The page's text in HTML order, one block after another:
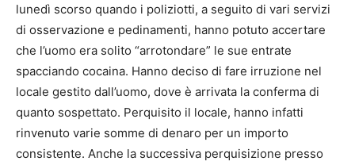
lunedì scorso quando i poliziotti, a seguito di vari servizi
di osservazione e pedinamenti, hanno potuto accertare
che l’uomo era solito “arrotondare” le sue entrate
spacciando cocaina. Hanno deciso di fare irruzione nel
locale gestito dall’uomo, dove è arrivata la conferma di
quanto sospettato. Perquisito il locale, hanno infatti
rinvenuto varie somme di denaro per un importo
consistente. Anche la successiva perquisizione presso